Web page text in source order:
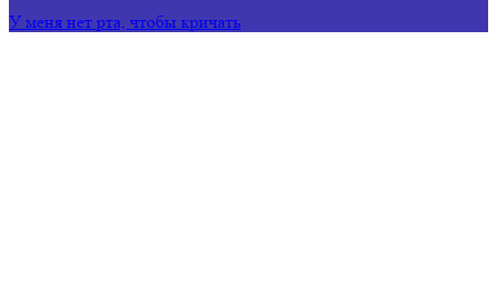
У меня нет рта, чтобы кричать